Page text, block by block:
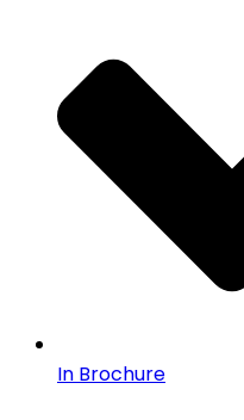
In Brochure